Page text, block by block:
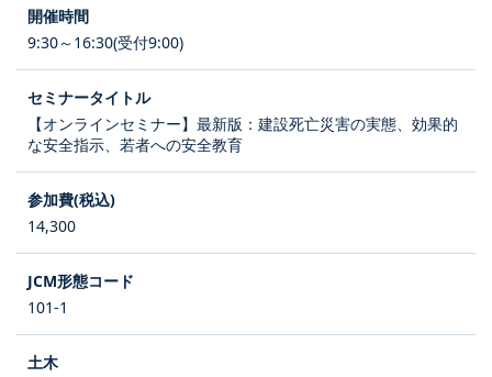
9:30～16:30(受付9:00)
【オンラインセミナー】最新版：建設死亡災害の実態、効果的
な安全指示、若者への安全教育
14,300
101-1